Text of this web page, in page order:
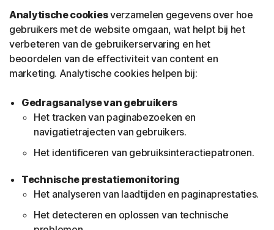
Analytische cookiesverzamelen gegevens over hoe
gebruikers met de website omgaan, wat helpt bij het
verbeteren van de gebruikerservaring en het
beoordelen van de effectiviteit van content en
marketing. Analytische cookies helpen bij:
Gedragsanalyse van gebruikers
Het tracken van paginabezoeken en
navigatietrajecten van gebruikers.
Het identificeren van gebruiksinteractiepatronen.
Technische prestatiemonitoring
Het analyseren van laadtijden en paginaprestaties.
Het detecteren en oplossen van technische